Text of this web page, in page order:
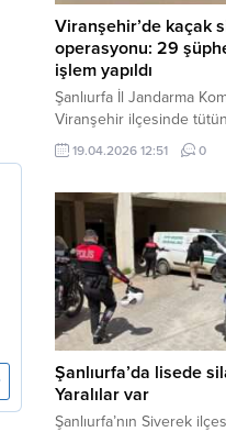
Viranşehir’de kaçak
operasyonu: 29
işlem yapıldı
Şanlıurfa İl Jandarma
Viranşehir ilçesinde
kaçakçılığına yönelik
çalışmalar neticesinde
Operasyon kapsamında
hakkında adli süreç
Merkezi – Şanlıurfa
Jandarma Komutanlığı
gerçekleştirilen “Tütün
Kaçakçılarına Yönelik
19.04.2026 12:51 0
Şanlıurfa’da lisede
Yaralılar var
Şanlıurfa’nın Siverek